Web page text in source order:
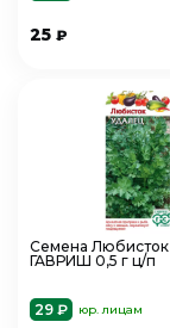
25 ₽
Семена
ГАВРИШ 0,5 г ц/п
29 ₽ юр. лицам